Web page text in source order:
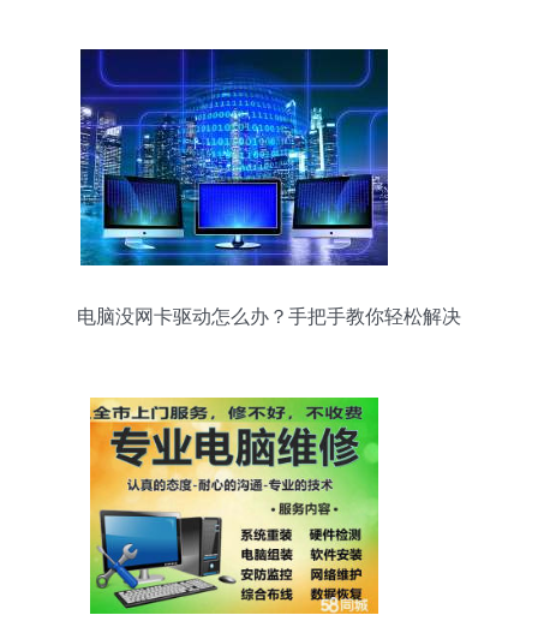
电脑没网卡驱动怎么办？手把手教你轻松解决